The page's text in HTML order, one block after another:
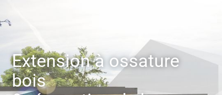
Extension à ossature
bois